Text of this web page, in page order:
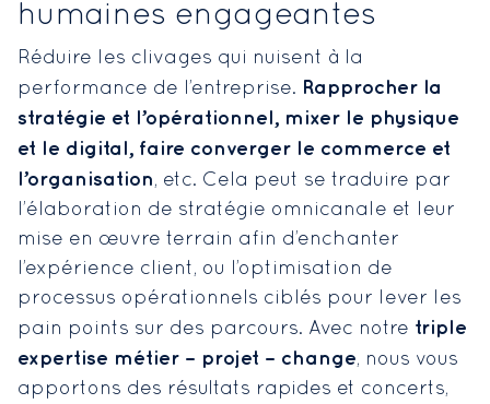
humaines engageantes
Réduire les clivages qui nuisent à la
performance de l’entreprise. Rapprocher la
stratégie et l’opérationnel, mixer le physique
et le digital, faire converger le commerce et
l’organisation, etc. Cela peut se traduire par
l’élaboration de stratégie omnicanale et leur
mise en œuvre terrain afin d’enchanter
l’expérience client, ou l’optimisation de
processus opérationnels ciblés pour lever les
pain points sur des parcours. Avec notre triple
expertise métier – projet – change, nous vous
apportons des résultats rapides et concerts,